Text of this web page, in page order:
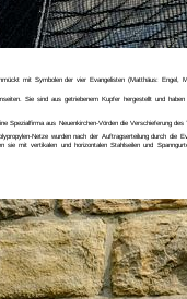
mit Symbolen der vier Evangelisten (Matthäus: Engel,
Sie sind aus getriebenem Kupfer hergestellt und
Spezialfirma aus Neuenkirchen-Vörden die Verschieferung
Netze wurden nach der Auftragserteilung durch die
sie mit vertikalen und horizontalen Stahlseilen und